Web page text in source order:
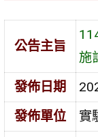
公告主旨
施
發佈日期
發佈單位
實